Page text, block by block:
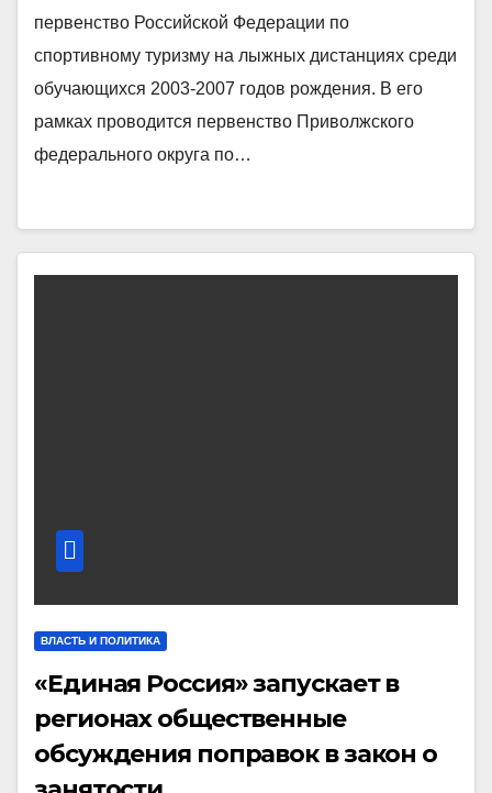
первенство Российской Федерации по
спортивному туризму на лыжных дистанциях среди
обучающихся 2003-2007 годов рождения. В его
рамках проводится первенство Приволжского
федерального округа по…
ВЛАСТЬ И ПОЛИТИКА
«Единая Россия» запускает в
регионах общественные
обсуждения поправок в закон о